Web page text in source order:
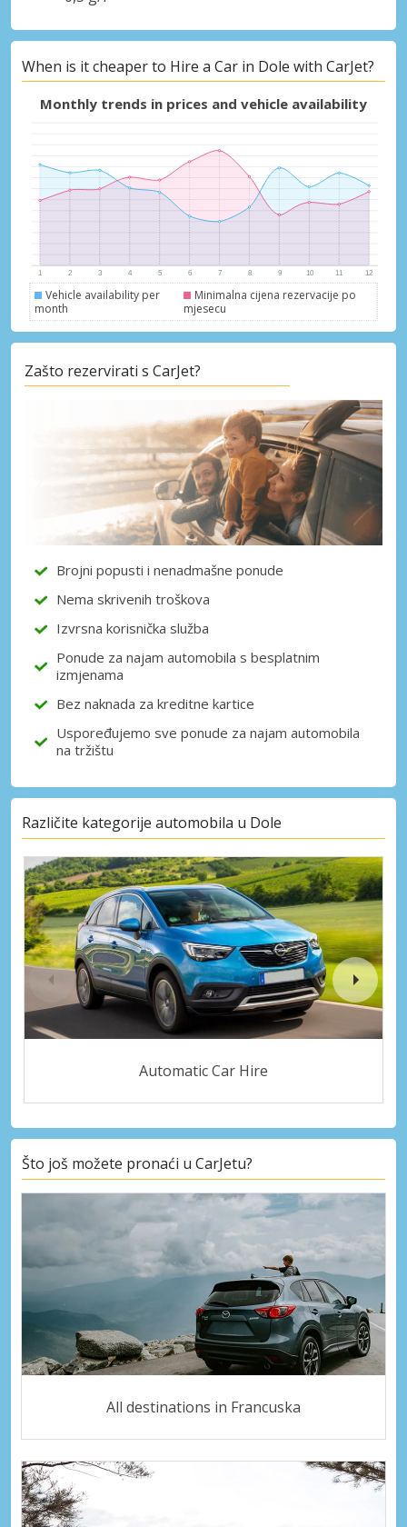
When is it cheaper to Hire a Car in Dole with CarJet?
Monthly trends in prices and vehicle availability
Vehicle availability per
month
Minimalna cijena rezervacije po
mjesecu
Zašto rezervirati s CarJet?
Brojni popusti i nenadmašne ponude
Nema skrivenih troškova
Izvrsna korisnička služba
Ponude za najam automobila s besplatnim
izmjenama
Bez naknada za kreditne kartice
Uspoređujemo sve ponude za najam automobila
na tržištu
Različite kategorije automobila u Dole
Automatic Car Hire
Što još možete pronaći u CarJetu?
All destinations in Francuska
Posebni popusti
Pristupite ekskluzivnim ponudama naših
dobavljača